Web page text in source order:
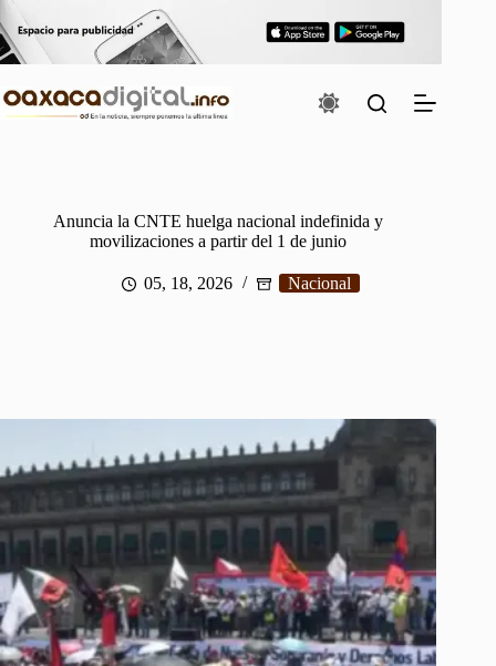
al
contenido
Anuncia la CNTE huelga nacional indefinida y
movilizaciones a partir del 1 de junio
05, 18, 2026 Nacional